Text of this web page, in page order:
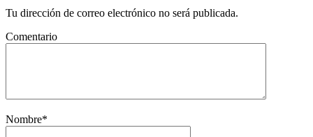
Tu dirección de correo electrónico no será publicada.
Comentario
Nombre*